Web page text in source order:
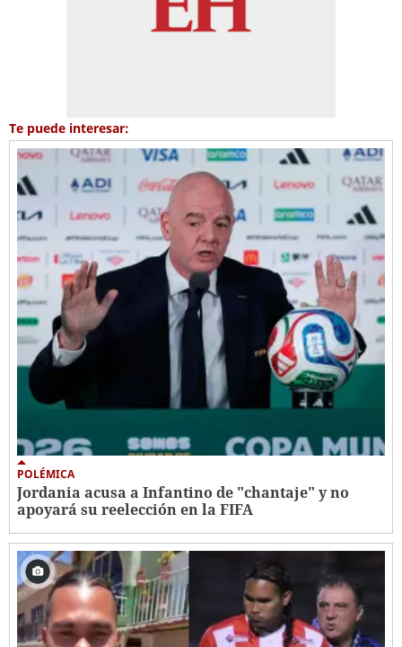
Te puede interesar:
POLÉMICA
Jordania acusa a Infantino de "chantaje" y no
apoyará su reelección en la FIFA